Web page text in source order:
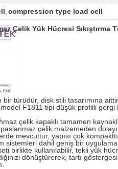
, compression type load cell
Çelik Yük Hücresi Sıkıştırma
türüdür, disk stili tasarımına
F1811 tipi düşük profilli gergi
çelik kapaklı tamamen
çelik malzemeden
mevcuttur, yapısı çok
sistemleri dahil geniş bir uygulama
birlikte kullanılabilir, tekli yük
dönüştürerek, tartı